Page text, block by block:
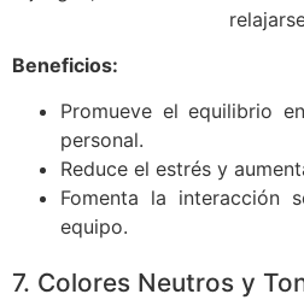
Beneficios:
Promueve el equilibrio
personal.
Reduce el estrés y
Fomenta la interacción
equipo.
7. Colores Neutros y